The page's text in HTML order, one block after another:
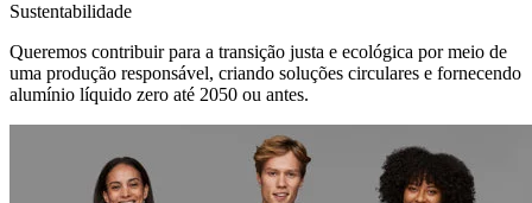
Sustentabilidade
Queremos contribuir para a transição justa e ecológica por meio de
uma produção responsável, criando soluções circulares e fornecendo
alumínio líquido zero até 2050 ou antes.